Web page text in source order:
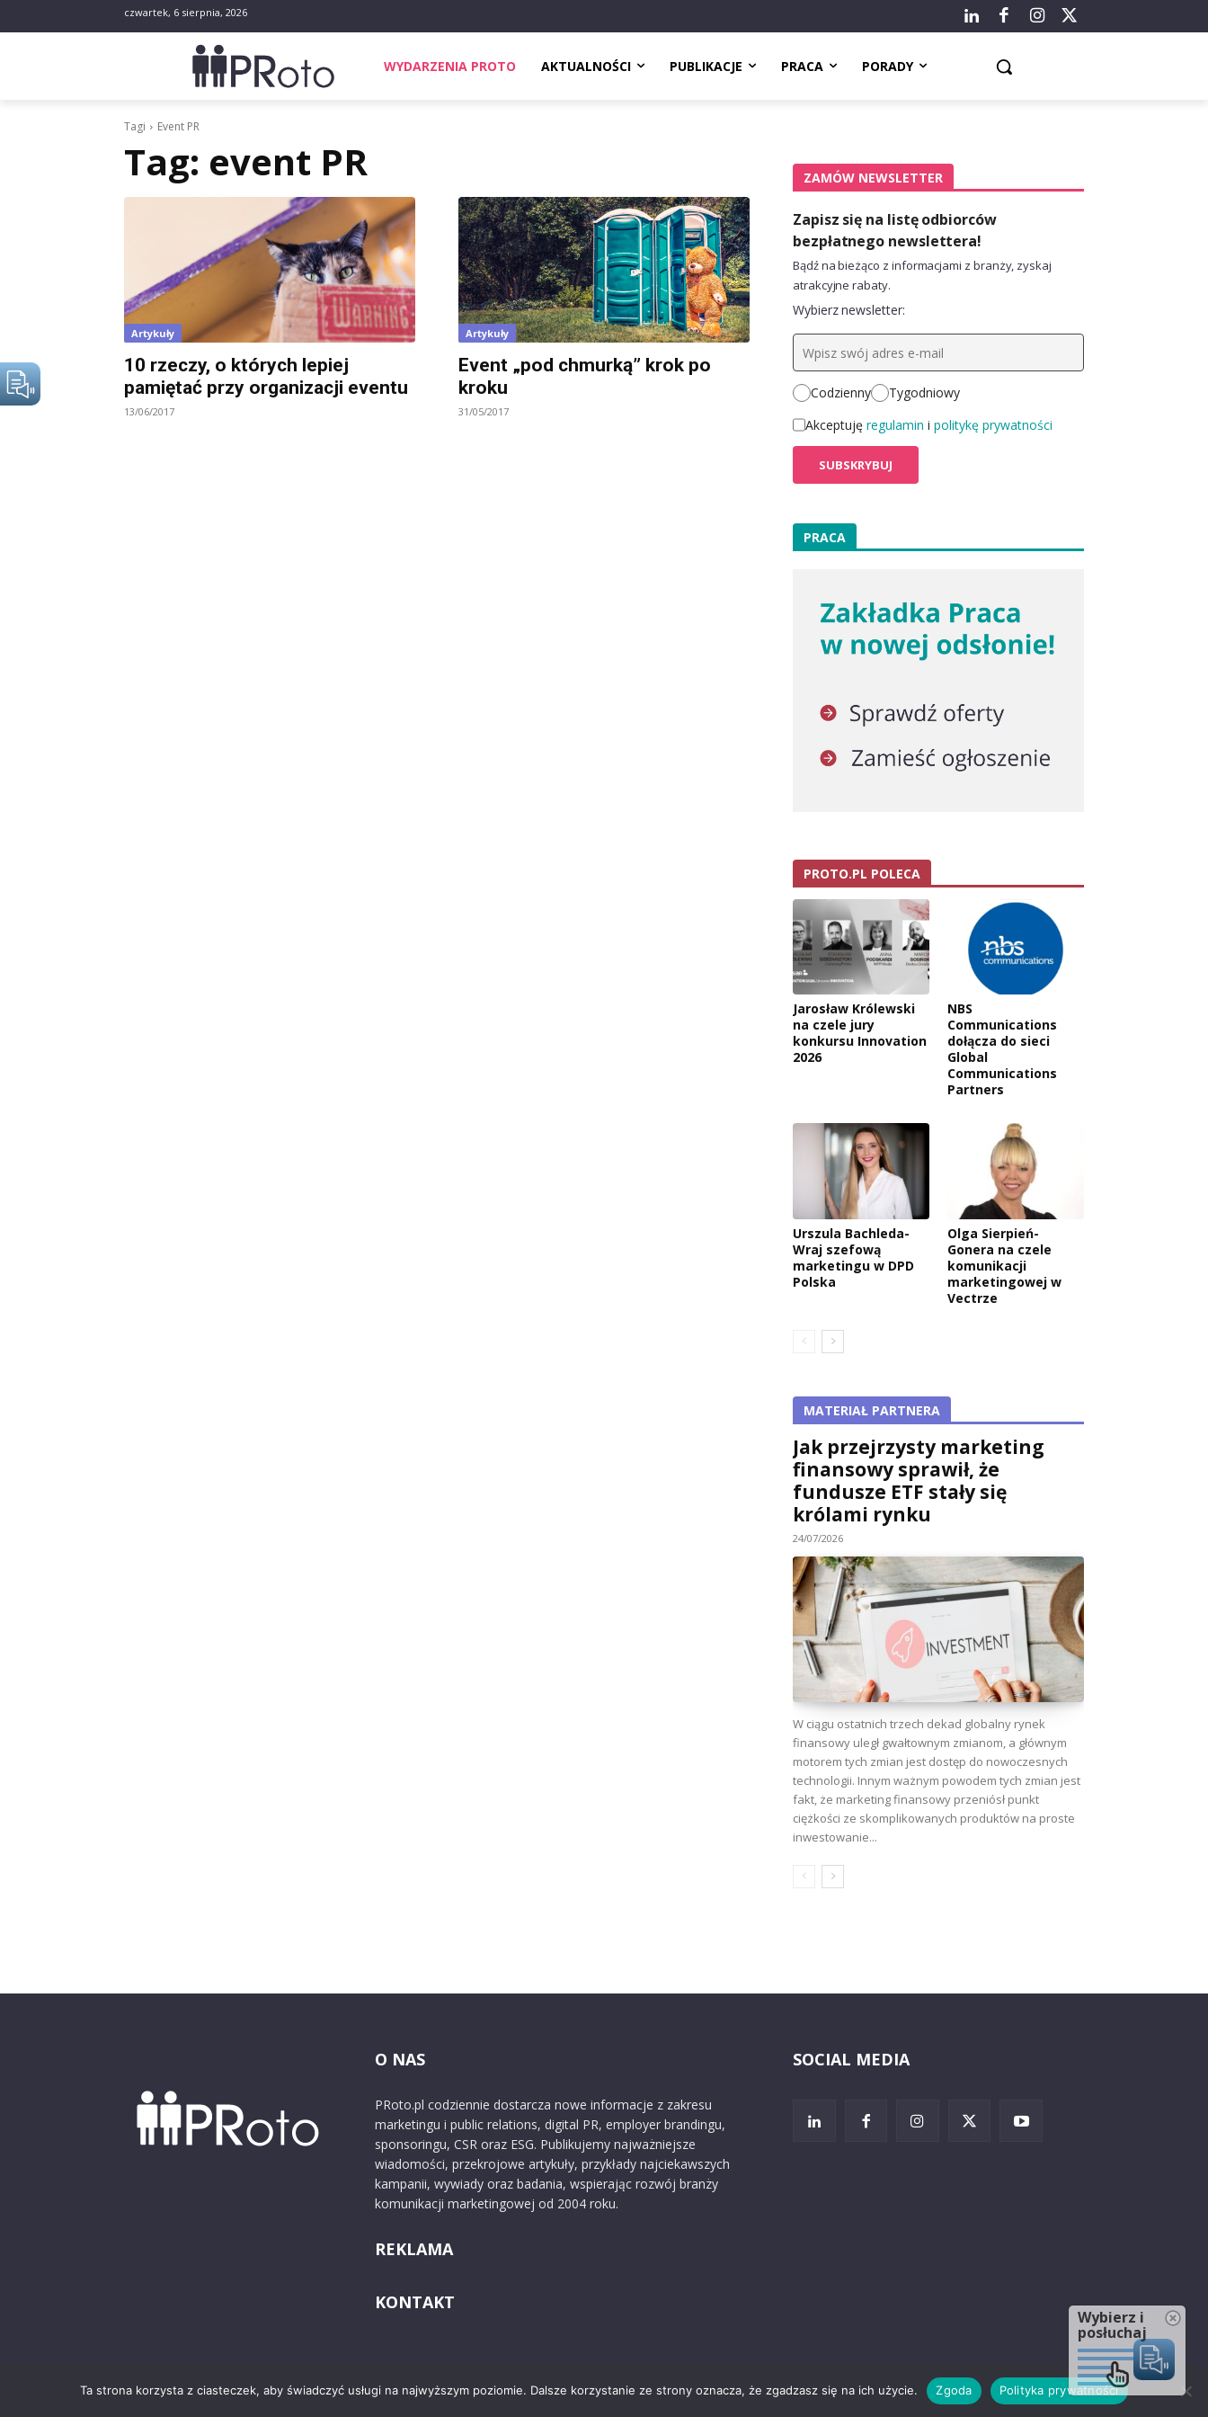
czwartek, 6 sierpnia, 2026
WYDARZENIA PROTO AKTUALNOŚCI PUBLIKACJE PRACA PORADY
Tagi Event PR
Tag: event PR
Artykuły
10 rzeczy, o których lepiej
pamiętać przy organizacji eventu
13/06/2017
Artykuły
Event „pod chmurką” krok po
kroku
31/05/2017
ZAMÓW NEWSLETTER
Zapisz się na listę odbiorców
bezpłatnego newslettera!
Bądź na bieżąco z informacjami z branży, zyskaj
atrakcyjne rabaty.
Wybierz newsletter:
Codzienny
Tygodniowy
Akceptuję regulamin i politykę prywatności
PRACA
PROTO.PL POLECA
Jarosław Królewski
na czele jury
konkursu Innovation
2026
NBS
Communications
dołącza do sieci
Global
Communications
Partners
Urszula Bachleda-
Wraj szefową
marketingu w DPD
Polska
Olga Sierpień-
Gonera na czele
komunikacji
marketingowej w
Vectrze
MATERIAŁ PARTNERA
Jak przejrzysty marketing
finansowy sprawił, że
fundusze ETF stały się
królami rynku
24/07/2026
W ciągu ostatnich trzech dekad globalny rynek
finansowy uległ gwałtownym zmianom, a głównym
motorem tych zmian jest dostęp do nowoczesnych
technologii. Innym ważnym powodem tych zmian jest
fakt, że marketing finansowy przeniósł punkt
ciężkości ze skomplikowanych produktów na proste
inwestowanie...
O NAS
PRoto.pl codziennie dostarcza nowe informacje z zakresu
marketingu i public relations, digital PR, employer brandingu,
sponsoringu, CSR oraz ESG. Publikujemy najważniejsze
wiadomości, przekrojowe artykuły, przykłady najciekawszych
kampanii, wywiady oraz badania, wspierając rozwój branży
komunikacji marketingowej od 2004 roku.
REKLAMA
KONTAKT
SOCIAL MEDIA
© 2024 PRoto.pl O nas Reklama Zastrzeżenia prawne
Ta strona korzysta z ciasteczek, aby świadczyć usługi na najwyższym poziomie. Dalsze korzystanie ze strony oznacza, że zgadzasz się na ich użycie. Zgoda Polityka prywatności
Wybierz i
posłuchaj